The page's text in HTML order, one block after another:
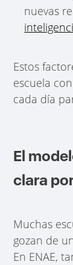
nuevas
Estos
escuela
cada día
El
clara
Muchas
gozan de
En ENAE,